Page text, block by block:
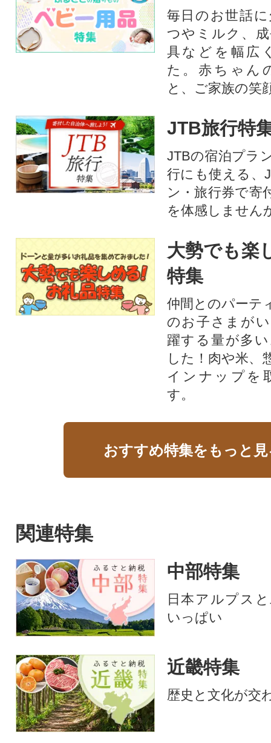
毎日のお世話
つやミルク、
具などを幅広
た。赤ちゃん
と、ご家族の笑
JTB旅行特
JTBの宿泊プラ
行にも使える、
ン・旅行券で寄
を体感しません
大勢でも楽
特集
仲間とのパーテ
のお子さまが
躍する量が多
した！肉や米、
インナップを
す。
おすすめ特集をもっと
関連特集
中部特集
日本アルプス
いっぱい
近畿特集
歴史と文化が交